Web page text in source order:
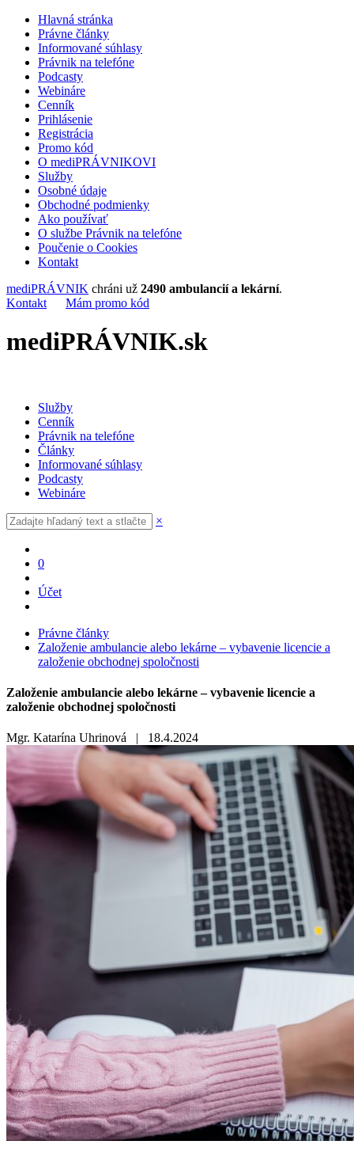
Hlavná stránka
Právne články
Informované súhlasy
Právnik na telefóne
Podcasty
Webináre
Cenník
Prihlásenie
Registrácia
Promo kód
O mediPRÁVNIKOVI
Služby
Osobné údaje
Obchodné podmienky
Ako používať
O službe Právnik na telefóne
Poučenie o Cookies
Kontakt
mediPRÁVNIK chráni už 2490 ambulancií a lekární.
Kontakt
Mám promo kód
mediPRÁVNIK.sk
Služby
Cenník
Právnik na telefóne
Články
Informované súhlasy
Podcasty
Webináre
×
0
Účet
Právne články
Založenie ambulancie alebo lekárne – vybavenie licencie a
založenie obchodnej spoločnosti
Založenie ambulancie alebo lekárne – vybavenie licencie a
založenie obchodnej spoločnosti
Mgr. Katarína Uhrinová | 18.4.2024